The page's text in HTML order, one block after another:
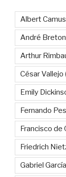
Albert Camus
André Breton
Arthur
César Vallejo
Emily
Fernando
Francisco de
Friedrich
Gabriel